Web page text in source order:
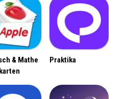
& Mathe
Praktika